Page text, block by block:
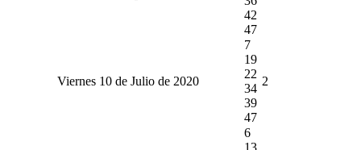
42
47
Viernes 10 de Julio de 2020
7
19
22
34
39
47
2
6
13